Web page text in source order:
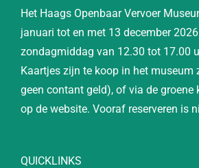
Het Haags Openbaar Vervoer
januari tot en met 13 december
zondagmiddag van 12.30 tot 17.00
Kaartjes zijn te koop in het museum
geen contant geld), of via de groene
op de website. Vooraf reserveren is
QUICKLINKS